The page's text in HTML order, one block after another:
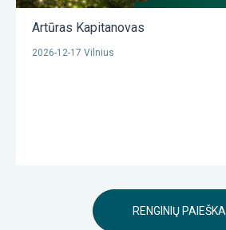
Artūras Kapitanovas
2026-12-17 Vilnius
RENGINIŲ PAIEŠKA